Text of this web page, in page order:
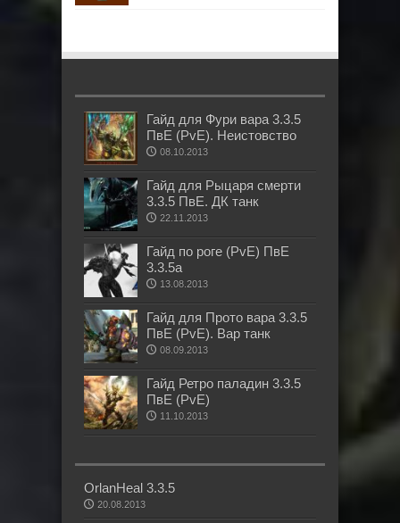
Гайд для Фури вара 3.3.5
ПвЕ (PvE). Неистовство
08.10.2013
Гайд для Рыцаря смерти
3.3.5 ПвЕ. ДК танк
22.11.2013
Гайд по роге (PvE) ПвЕ
3.3.5а
13.08.2013
Гайд для Прото вара 3.3.5
ПвЕ (PvE). Вар танк
08.09.2013
Гайд Ретро паладин 3.3.5
ПвЕ (PvE)
11.10.2013
OrlanHeal 3.3.5
20.08.2013